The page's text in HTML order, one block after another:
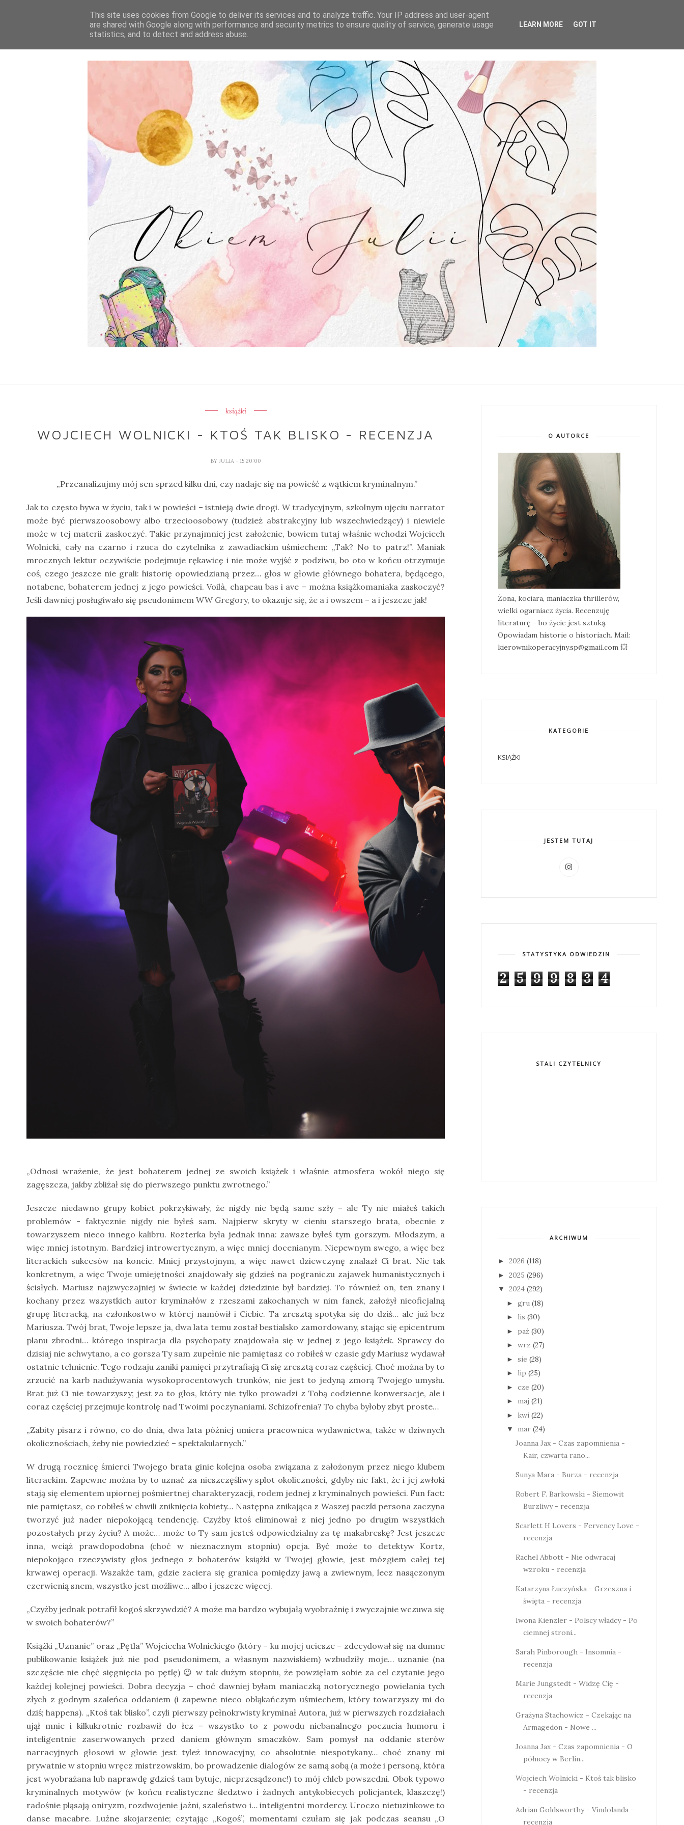
STRONA GŁÓWNA O MNIE WSPÓŁPRACA
książki
WOJCIECH WOLNICKI - KTOŚ TAK BLISKO - RECENZJA
BYJULIA - 15:20:00
„Przeanalizujmy mój sen sprzed kilku dni, czy nadaje się na powieść z wątkiem kryminalnym.”
Jak to często bywa w życiu, tak i w powieści – istnieją dwie drogi. W tradycyjnym, szkolnym ujęciu narrator
może być pierwszoosobowy albo trzecioosobowy (tudzież abstrakcyjny lub wszechwiedzący) i niewiele
może w tej materii zaskoczyć. Takie przynajmniej jest założenie, bowiem tutaj właśnie wchodzi Wojciech
Wolnicki, cały na czarno i rzuca do czytelnika z zawadiackim uśmiechem: „Tak? No to patrz!”. Maniak
mrocznych lektur oczywiście podejmuje rękawicę i nie może wyjść z podziwu, bo oto w końcu otrzymuje
coś, czego jeszcze nie grali: historię opowiedzianą przez… głos w głowie głównego bohatera, będącego,
notabene, bohaterem jednej z jego powieści. Voilà, chapeau bas i ave – można książkomaniaka zaskoczyć?
Jeśli dawniej posługiwało się pseudonimem WW Gregory, to okazuje się, że a i owszem – a i jeszcze jak!
„Odnosi wrażenie, że jest bohaterem jednej ze swoich książek i właśnie atmosfera wokół niego się
zagęszcza, jakby zbliżał się do pierwszego punktu zwrotnego.”
Jeszcze niedawno grupy kobiet pokrzykiwały, że nigdy nie będą same szły – ale Ty nie miałeś takich
problemów - faktycznie nigdy nie byłeś sam. Najpierw skryty w cieniu starszego brata, obecnie z
towarzyszem nieco innego kalibru. Rozterka była jednak inna: zawsze byłeś tym gorszym. Młodszym, a
więc mniej istotnym. Bardziej introwertycznym, a więc mniej docenianym. Niepewnym swego, a więc bez
literackich sukcesów na koncie. Mniej przystojnym, a więc nawet dziewczynę znalazł Ci brat. Nie tak
konkretnym, a więc Twoje umiejętności znajdowały się gdzieś na pograniczu zajawek humanistycznych i
ścisłych. Mariusz najzwyczajniej w świecie w każdej dziedzinie był bardziej. To również on, ten znany i
kochany przez wszystkich autor kryminałów z rzeszami zakochanych w nim fanek, założył nieoficjalną
grupę literacką, na członkostwo w której namówił i Ciebie. Ta zresztą spotyka się do dziś… ale już bez
Mariusza. Twój brat, Twoje lepsze ja, dwa lata temu został bestialsko zamordowany, stając się epicentrum
planu zbrodni… którego inspiracja dla psychopaty znajdowała się w jednej z jego książek. Sprawcy do
dzisiaj nie schwytano, a co gorsza Ty sam zupełnie nie pamiętasz co robiłeś w czasie gdy Mariusz wydawał
ostatnie tchnienie. Tego rodzaju zaniki pamięci przytrafiają Ci się zresztą coraz częściej. Choć można by to
zrzucić na karb nadużywania wysokoprocentowych trunków, nie jest to jedyną zmorą Twojego umysłu.
Brat już Ci nie towarzyszy; jest za to głos, który nie tylko prowadzi z Tobą codzienne konwersacje, ale i
coraz częściej przejmuje kontrolę nad Twoimi poczynaniami. Schizofrenia? To chyba byłoby zbyt proste…
„Zabity pisarz i równo, co do dnia, dwa lata później umiera pracownica wydawnictwa, także w dziwnych
okolicznościach, żeby nie powiedzieć – spektakularnych.”
W drugą rocznicę śmierci Twojego brata ginie kolejna osoba związana z założonym przez niego klubem
literackim. Zapewne można by to uznać za nieszczęśliwy splot okoliczności, gdyby nie fakt, że i jej zwłoki
stają się elementem upiornej pośmiertnej charakteryzacji, rodem jednej z kryminalnych powieści. Fun fact:
nie pamiętasz, co robiłeś w chwili zniknięcia kobiety… Następna znikająca z Waszej paczki persona zaczyna
tworzyć już nader niepokojącą tendencję. Czyżby ktoś eliminował z niej jedno po drugim wszystkich
pozostałych przy życiu? A może… może to Ty sam jesteś odpowiedzialny za tę makabreskę? Jest jeszcze
inna, wciąż prawdopodobna (choć w nieznacznym stopniu) opcja. Być może to detektyw Kortz,
niepokojąco rzeczywisty głos jednego z bohaterów książki w Twojej głowie, jest mózgiem całej tej
krwawej operacji. Wszakże tam, gdzie zaciera się granica pomiędzy jawą a zwiewnym, lecz nasączonym
czerwienią snem, wszystko jest możliwe… albo i jeszcze więcej.
„Czyżby jednak potrafił kogoś skrzywdzić? A może ma bardzo wybujałą wyobraźnię i zwyczajnie wczuwa się
w swoich bohaterów?”
Książki „Uznanie” oraz „Pętla” Wojciecha Wolnickiego (który – ku mojej uciesze – zdecydował się na dumne
publikowanie książek już nie pod pseudonimem, a własnym nazwiskiem) wzbudziły moje… uznanie (na
szczęście nie chęć sięgnięcia po pętlę) 😉 w tak dużym stopniu, że powzięłam sobie za cel czytanie jego
każdej kolejnej powieści. Dobra decyzja – choć dawniej byłam maniaczką notorycznego powielania tych
złych z godnym szaleńca oddaniem (i zapewne nieco obłąkańczym uśmiechem, który towarzyszy mi do
dziś; happens). „Ktoś tak blisko”, czyli pierwszy pełnokrwisty kryminał Autora, już w pierwszych rozdziałach
ujął mnie i kilkukrotnie rozbawił do łez – wszystko to z powodu niebanalnego poczucia humoru i
inteligentnie zaserwowanych przed daniem głównym smaczków. Sam pomysł na oddanie sterów
narracyjnych głosowi w głowie jest tyleż innowacyjny, co absolutnie niespotykany… choć znany mi
prywatnie w stopniu wręcz mistrzowskim, bo prowadzenie dialogów ze samą sobą (a może i personą, która
jest wyobrażana lub naprawdę gdzieś tam bytuje, nieprzesądzone!) to mój chleb powszedni. Obok typowo
kryminalnych motywów (w końcu realistyczne śledztwo i żadnych antykobiecych policjantek, klaszczę!)
radośnie pląsają oniryzm, rozdwojenie jaźni, szaleństwo i… inteligentni mordercy. Uroczo nietuzinkowe to
danse macabre. Luźne skojarzenie; czytając „Kogoś”, momentami czułam się jak podczas seansu „O
O AUTORCE
Żona, kociara, maniaczka thrillerów,
wielki ogarniacz życia. Recenzuję
literaturę - bo życie jest sztuką.
Opowiadam historie o historiach. Mail:
kierownikoperacyjny.sp@gmail.com 💥
KATEGORIE
KSIĄŻKI
JESTEM TUTAJ
STATYSTYKA ODWIEDZIN
2 5 9 9 8 3 4
STALI CZYTELNICY
ARCHIWUM
► 2026 (118)
► 2025 (296)
▼ 2024 (292)
► gru (18)
► lis (30)
► paź (30)
► wrz (27)
► sie (28)
► lip (25)
► cze (20)
► maj (21)
► kwi (22)
▼ mar (24)
Joanna Jax - Czas zapomnienia -
Kair, czwarta rano...
Sunya Mara - Burza - recenzja
Robert F. Barkowski - Siemowit
Burzliwy - recenzja
Scarlett H Lovers - Fervency Love -
recenzja
Rachel Abbott - Nie odwracaj
wzroku - recenzja
Katarzyna Łuczyńska - Grzeszna i
święta - recenzja
Iwona Kienzler - Polscy władcy - Po
ciemnej stroni...
Sarah Pinborough - Insomnia -
recenzja
Marie Jungstedt - Widzę Cię -
recenzja
Grażyna Stachowicz - Czekając na
Armagedon - Nowe ...
Joanna Jax - Czas zapomnienia - O
północy w Berlin...
Wojciech Wolnicki - Ktoś tak blisko
- recenzja
Adrian Goldsworthy - Vindolanda -
recenzja
This site uses cookies from Google to deliver its services and to analyze traffic. Your IP address and user-agent
are shared with Google along with performance and security metrics to ensure quality of service, generate usage
statistics, and to detect and address abuse.
LEARN MORE GOT IT